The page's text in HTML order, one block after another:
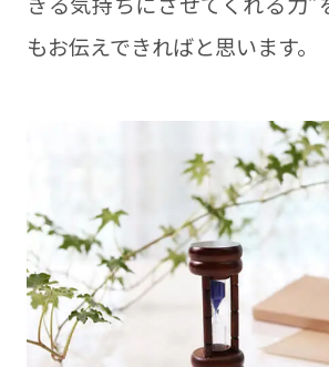
もお伝えできればと思います。